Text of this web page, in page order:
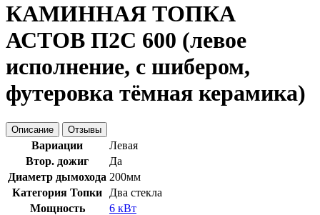
КАМИННАЯ ТОПКА
АСТОВ П2С 600 (левое
исполнение, с шибером,
футеровка тёмная керамика)
Описание Отзывы
Вариации
Левая
Втор. дожиг
Да
Диаметр дымохода 200мм
Категория Топки
Два стекла
Мощность
6 кВт